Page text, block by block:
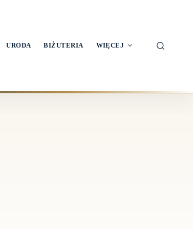
URODA BIŻUTERIA WIĘCEJ